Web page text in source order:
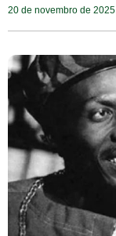
20 de novembro de 2025